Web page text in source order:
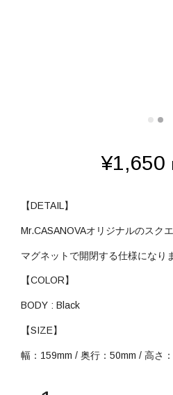
¥1,650
【DETAIL】
Mr.CASANOVAオリジナルのスク
マグネットで開閉する仕様になり
【COLOR】
BODY : Black
【SIZE】
幅：159mm / 奥行：50mm / 高さ